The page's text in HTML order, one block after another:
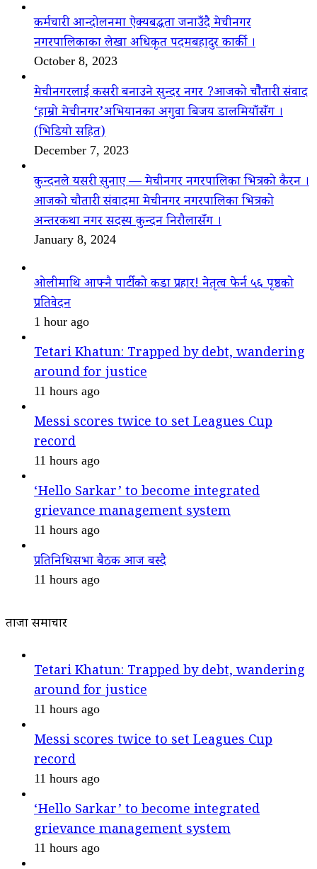
कर्मचारी आन्दोलनमा ऐक्यबद्धता जनाउँदै मेचीनगर
नगरपालिकाका लेखा अधिकृत पदमबहादुर कार्की ।
October 8, 2023
मेचीनगरलाई कसरी बनाउने सुन्दर नगर ?आजको चौैतारी संवाद
‘हाम्रो मेचीनगर’अभियानका अगुवा बिजय डालमियाँसँग ।
(भिडियो सहित)
December 7, 2023
कुन्दनले यसरी सुनाए — मेचीनगर नगरपालिका भित्रको कैरन ।
आजको चौतारी संवादमा मेचीनगर नगरपालिका भित्रको
अन्तरकथा नगर सदस्य कुन्दन निरौलासँग ।
January 8, 2024
ओलीमाथि आफ्नै पार्टीको कडा प्रहार! नेतृत्व फेर्न ५६ पृष्ठको
प्रतिवेदन
1 hour ago
Tetari Khatun: Trapped by debt, wandering
around for justice
11 hours ago
Messi scores twice to set Leagues Cup
record
11 hours ago
‘Hello Sarkar’ to become integrated
grievance management system
11 hours ago
प्रतिनिधिसभा बैठक आज बस्दै
11 hours ago
ताजा समाचार
Tetari Khatun: Trapped by debt, wandering
around for justice
11 hours ago
Messi scores twice to set Leagues Cup
record
11 hours ago
‘Hello Sarkar’ to become integrated
grievance management system
11 hours ago